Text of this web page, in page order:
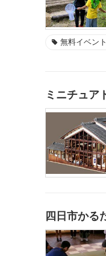
無料イベント
ミニチュア
四日市かる